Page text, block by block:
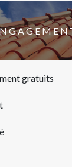
gratuits